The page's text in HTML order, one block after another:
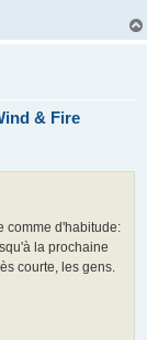
& Fire
comme d'habitude:
la prochaine
courte, les gens.